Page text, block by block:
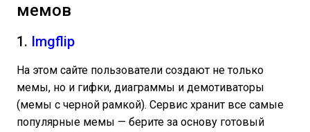
мемов
1. Imgflip
На этом сайте пользователи создают не только
мемы, но и гифки, диаграммы и демотиваторы
(мемы с черной рамкой). Сервис хранит все самые
популярные мемы — берите за основу готовый